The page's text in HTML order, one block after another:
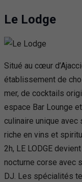
Le Lodge
Situé au cœur
établissement de
mer, de cocktails
espace Bar Lounge
culinaire unique
riche en vins et
2h, LE LODGE
nocturne corse avec
DJ. Les spécialités